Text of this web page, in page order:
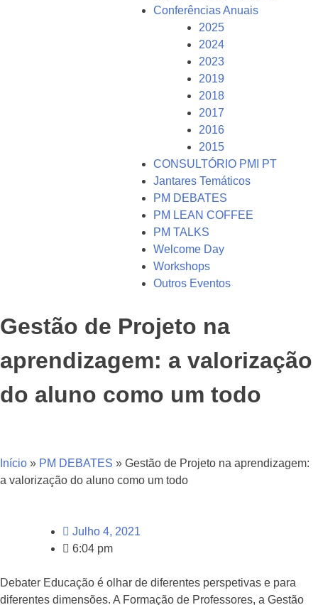
Conferências Anuais
2025
2024
2023
2019
2018
2017
2016
2015
CONSULTÓRIO PMI PT
Jantares Temáticos
PM DEBATES
PM LEAN COFFEE
PM TALKS
Welcome Day
Workshops
Outros Eventos
Gestão de Projeto na
aprendizagem: a valorização
do aluno como um todo
Início » PM DEBATES » Gestão de Projeto na aprendizagem:
a valorização do aluno como um todo
Julho 4, 2021
6:04 pm
Debater Educação é olhar de diferentes perspetivas e para
diferentes dimensões. A Formação de Professores, a Gestão